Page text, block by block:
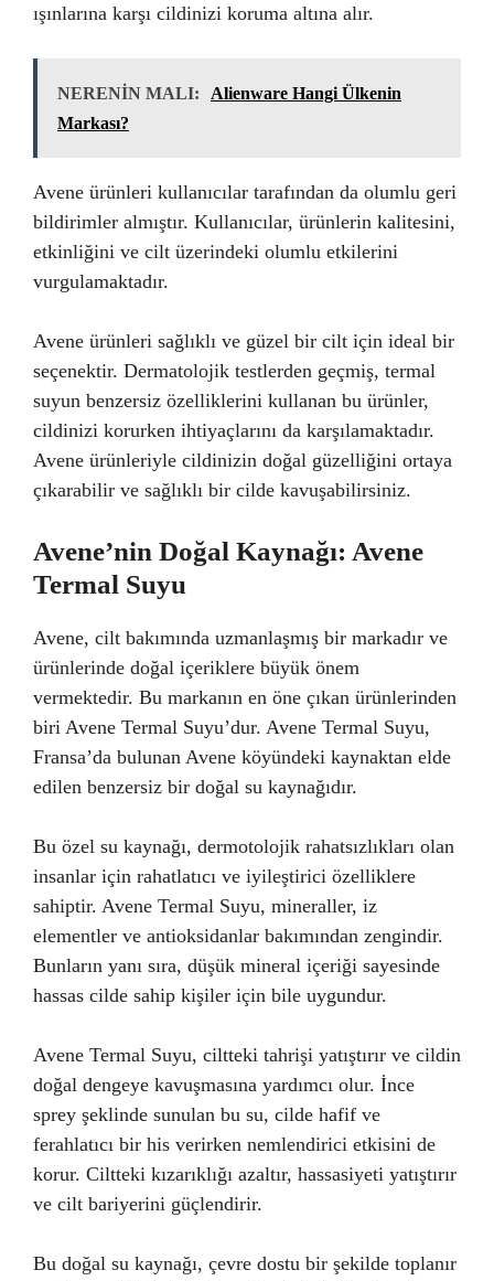
ışınlarına karşı cildinizi koruma altına alır.
NERENİN MALI:
Alienware Hangi Ülkenin
Markası?
Avene ürünleri kullanıcılar tarafından da olumlu geri
bildirimler almıştır. Kullanıcılar, ürünlerin kalitesini,
etkinliğini ve cilt üzerindeki olumlu etkilerini
vurgulamaktadır.
Avene ürünleri sağlıklı ve güzel bir cilt için ideal bir
seçenektir. Dermatolojik testlerden geçmiş, termal
suyun benzersiz özelliklerini kullanan bu ürünler,
cildinizi korurken ihtiyaçlarını da karşılamaktadır.
Avene ürünleriyle cildinizin doğal güzelliğini ortaya
çıkarabilir ve sağlıklı bir cilde kavuşabilirsiniz.
Avene’nin Doğal Kaynağı: Avene
Termal Suyu
Avene, cilt bakımında uzmanlaşmış bir markadır ve
ürünlerinde doğal içeriklere büyük önem
vermektedir. Bu markanın en öne çıkan ürünlerinden
biri Avene Termal Suyu’dur. Avene Termal Suyu,
Fransa’da bulunan Avene köyündeki kaynaktan elde
edilen benzersiz bir doğal su kaynağıdır.
Bu özel su kaynağı, dermotolojik rahatsızlıkları olan
insanlar için rahatlatıcı ve iyileştirici özelliklere
sahiptir. Avene Termal Suyu, mineraller, iz
elementler ve antioksidanlar bakımından zengindir.
Bunların yanı sıra, düşük mineral içeriği sayesinde
hassas cilde sahip kişiler için bile uygundur.
Avene Termal Suyu, ciltteki tahrişi yatıştırır ve cildin
doğal dengeye kavuşmasına yardımcı olur. İnce
sprey şeklinde sunulan bu su, cilde hafif ve
ferahlatıcı bir his verirken nemlendirici etkisini de
korur. Ciltteki kızarıklığı azaltır, hassasiyeti yatıştırır
ve cilt bariyerini güçlendirir.
Bu doğal su kaynağı, çevre dostu bir şekilde toplanır